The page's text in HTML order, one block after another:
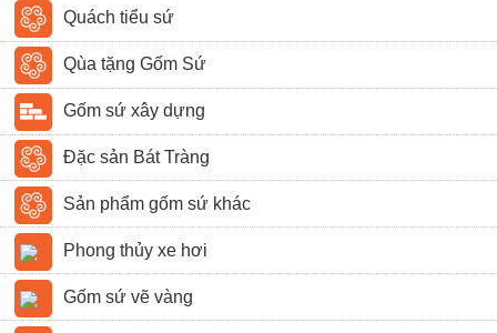
Quách tiểu sứ
Qùa tặng Gốm Sứ
Gốm sứ xây dựng
Đặc sản Bát Tràng
Sản phẩm gốm sứ khác
Phong thủy xe hơi
Gốm sứ vẽ vàng